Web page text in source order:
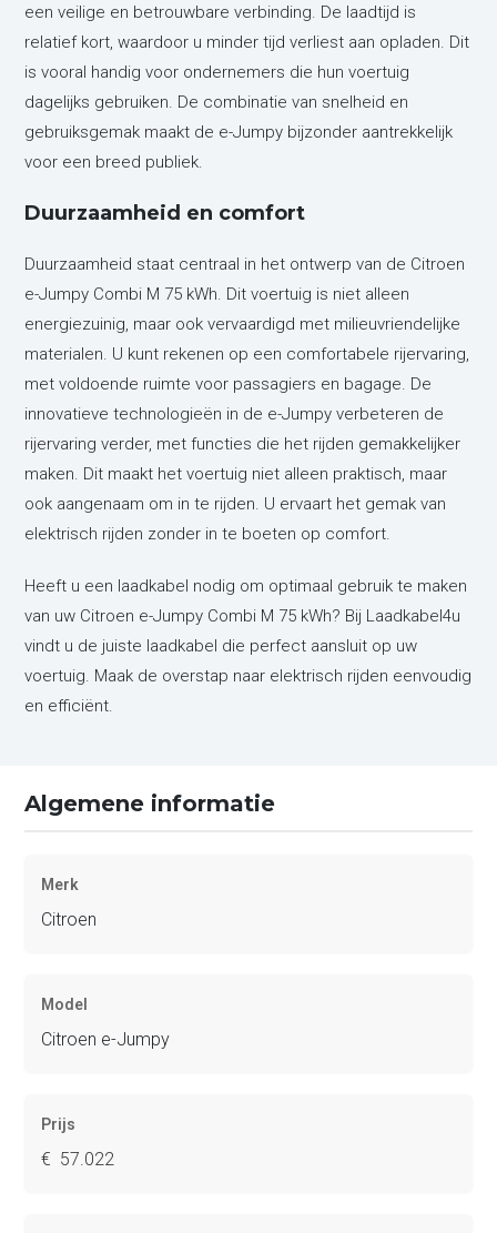
een veilige en betrouwbare verbinding. De laadtijd is
relatief kort, waardoor u minder tijd verliest aan opladen. Dit
is vooral handig voor ondernemers die hun voertuig
dagelijks gebruiken. De combinatie van snelheid en
gebruiksgemak maakt de e-Jumpy bijzonder aantrekkelijk
voor een breed publiek.
Duurzaamheid en comfort
Duurzaamheid staat centraal in het ontwerp van de Citroen
e-Jumpy Combi M 75 kWh. Dit voertuig is niet alleen
energiezuinig, maar ook vervaardigd met milieuvriendelijke
materialen. U kunt rekenen op een comfortabele rijervaring,
met voldoende ruimte voor passagiers en bagage. De
innovatieve technologieën in de e-Jumpy verbeteren de
rijervaring verder, met functies die het rijden gemakkelijker
maken. Dit maakt het voertuig niet alleen praktisch, maar
ook aangenaam om in te rijden. U ervaart het gemak van
elektrisch rijden zonder in te boeten op comfort.
Heeft u een laadkabel nodig om optimaal gebruik te maken
van uw Citroen e-Jumpy Combi M 75 kWh? Bij Laadkabel4u
vindt u de juiste laadkabel die perfect aansluit op uw
voertuig. Maak de overstap naar elektrisch rijden eenvoudig
en efficiënt.
Algemene informatie
Merk
Citroen
Model
Citroen e-Jumpy
Prijs
€ 57.022